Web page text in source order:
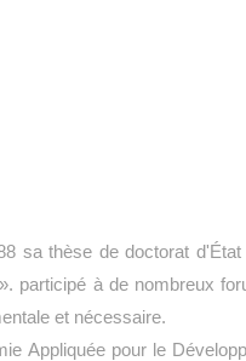
sa thèse de doctorat
participé à de nombreux
et nécessaire.
Appliquée pour le